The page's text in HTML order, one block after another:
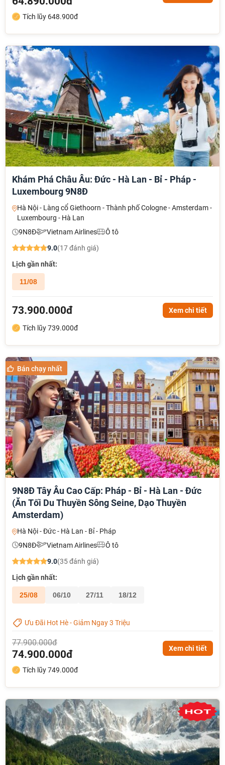
Tích lũy 648.900đ
Khám Phá Châu Âu: Đức - Hà Lan - Bỉ - Pháp -
Luxembourg 9N8Đ
Hà Nội - Làng cổ Giethoorn - Thành phố Cologne - Amsterdam -
Luxembourg - Hà Lan
9N8Đ
Vietnam Airlines
Ô tô
9.0(17 đánh giá)
Lịch gần nhất:
11/08
73.900.000đ Xem chi tiết
Tích lũy 739.000đ
Bán chạy nhất
9N8Đ Tây Âu Cao Cấp: Pháp - Bỉ - Hà Lan - Đức
(Ăn Tối Du Thuyền Sông Seine, Dạo Thuyền
Amsterdam)
Hà Nội - Đức - Hà Lan - Bỉ - Pháp
9N8Đ
Vietnam Airlines
Ô tô
9.0(35 đánh giá)
Lịch gần nhất:
25/08 06/10 27/11 18/12
Ưu Đãi Hot Hè - Giảm Ngay 3 Triệu
77.900.000đ
74.900.000đ Xem chi tiết
Tích lũy 749.000đ